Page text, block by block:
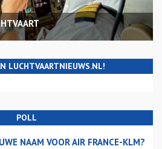
LUCHTVAARTNIEUWS.NL!
POLL
NAAM VOOR AIR FRANCE-KLM?